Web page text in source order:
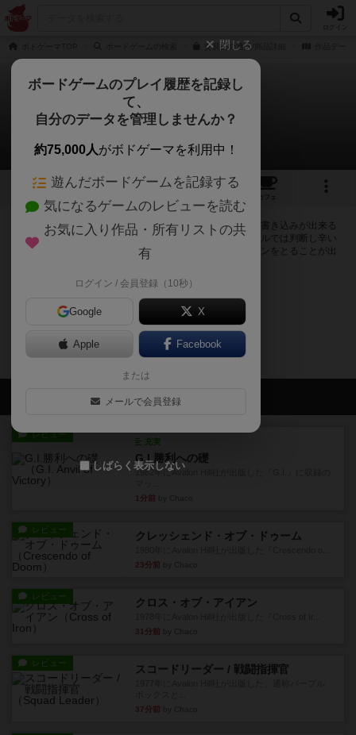
交易王の通販/商品詳細
交易王
0件の掲示板
12 3 35
カフェ
ログインすると交易王に関する掲示板の作成やコメントの書き込みが出来る
ようになります。ルールの疑問やエラッタ情報、マニュアルでは判断し辛い
曖昧な表記等について会員同士で自由にコミュニケーションをとることが出
ログイン/無料会員登録
交易王のトップに戻る
会員の新しい投稿
レビュー
充実
G.I.勝利への礎
1982年にAvalon Hill社が出版した『G.I.』に収録の
1分前
レビュー クレッシェンド・オブ・ドゥーム
23分前
レビュー クロス・オブ・アイアン
31分前
レビュー スコードリーダー / 戦闘指揮官
37分前
閉じる
ボードゲームのプレイ履歴を記録し
て、
自分のデータを管理しませんか？
約75,000人がボドゲーマを利用中！
遊んだボードゲームを記録する
気になるゲームのレビューを読む
お気に入り作品・所有リストの共
有
ログイン / 会員登録（10秒）
Google X
Apple Facebook
または
メールで会員登録
しばらく表示しない